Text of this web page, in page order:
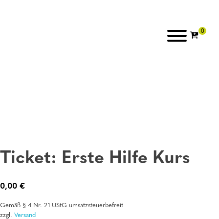
Ticket: Erste Hilfe Kurs
0,00 €
Gemäß § 4 Nr. 21 UStG umsatzsteuerbefreit
zzgl. Versand